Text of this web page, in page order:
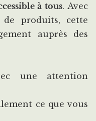
à tous. Avec
produits, cette
auprès des
une attention
ce que vous